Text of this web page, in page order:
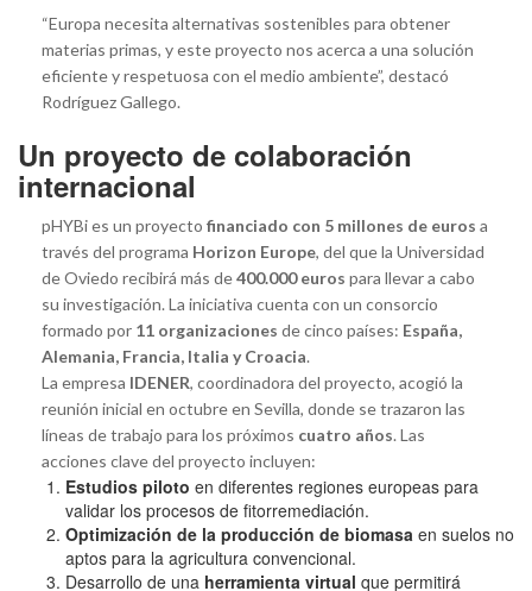
“Europa necesita alternativas sostenibles para obtener
materias primas, y este proyecto nos acerca a una solución
eficiente y respetuosa con el medio ambiente”, destacó
Rodríguez Gallego.
Un proyecto de colaboración
internacional
pHYBi es un proyecto financiado con 5 millones de euros a
través del programa Horizon Europe, del que la Universidad
de Oviedo recibirá más de400.000 euros para llevar a cabo
su investigación. La iniciativa cuenta con un consorcio
formado por 11 organizaciones de cinco países: España,
Alemania, Francia, Italia y Croacia.
La empresa IDENER, coordinadora del proyecto, acogió la
reunión inicial en octubre en Sevilla, donde se trazaron las
líneas de trabajo para los próximos cuatro años. Las
acciones clave del proyecto incluyen:
Estudios piloto en diferentes regiones europeas para
validar los procesos de fitorremediación.
Optimización de la producción de biomasa en suelos no
aptos para la agricultura convencional.
Desarrollo de una herramienta virtual que permitirá